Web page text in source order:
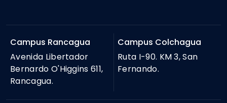
Campus Rancagua
Avenida Libertador
Bernardo O'Higgins 611,
Rancagua.
Campus Colchagua
Ruta I-90. KM 3, San
Fernando.